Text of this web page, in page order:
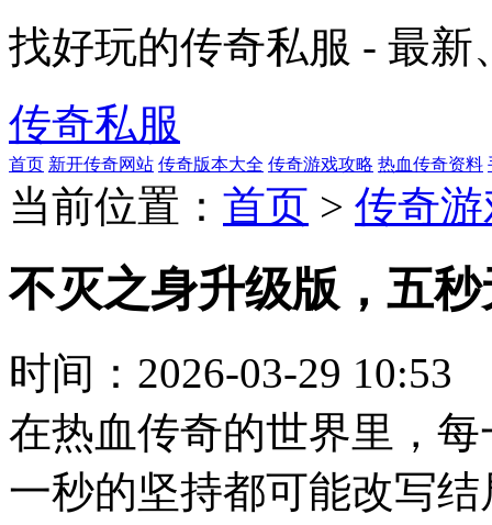
找好玩的传奇私服 - 最
传奇私服
首页 新开传奇网站 传奇版本大全 传奇游戏攻略 热血传奇资料
当前位置： 首页 > 传奇
不灭之身升级版，五
时间： 2026-03-29 10:53
在热血传奇的世界里，
一秒的坚持都可能改写